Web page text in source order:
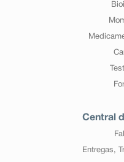
Central
Entregas,